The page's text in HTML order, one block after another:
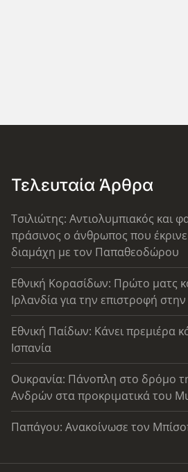
Τελευταία Άρθρα
Τσιλιώτης: Αντιολυμπιακός και
πράσινος ο άνθρωπος που
διαμάχη με τον Παπαθεοδώρου
Εθνική Κορασίδων: Πρώτο ματς
Ιρλανδία για την επιστροφή
Εθνική Παίδων: Κάνει πρεμιέρα
Ισπανία
Ουκρανία: Πάνοπλη στο δρόμο
Ανδρών στα προκριματικά του
Παπάγου: Ανακοίνωσε τον